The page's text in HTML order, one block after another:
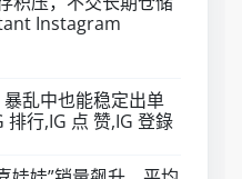
Instagram
乱中也能稳定出单
排行,IG 点 赞,IG 登錄